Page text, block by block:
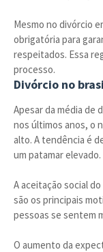
Mesmo no divórcio
obrigatória para
respeitados. Essa
processo.
Divórcio no
Apesar da média de
nos últimos anos, o
alto. A tendência é
um patamar elevado.
A aceitação social
são os principais
pessoas se sentem
O aumento da